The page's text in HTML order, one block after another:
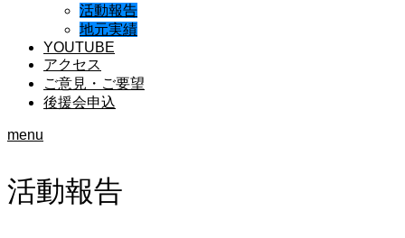
活動報告
地元実績
YOUTUBE
アクセス
ご意見・ご要望
後援会申込
menu
活動報告